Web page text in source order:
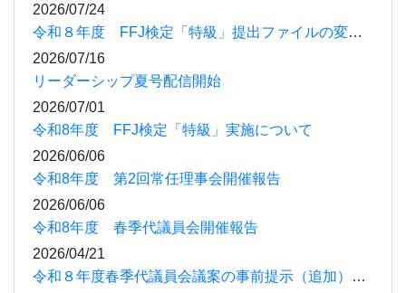
2026/07/24
令和８年度 FFJ検定「特級」提出ファイルの変更について
2026/07/16
リーダーシップ夏号配信開始
2026/07/01
令和8年度 FFJ検定「特級」実施について
2026/06/06
令和8年度 第2回常任理事会開催報告
2026/06/06
令和8年度 春季代議員会開催報告
2026/04/21
令和８年度春季代議員会議案の事前提示（追加）について